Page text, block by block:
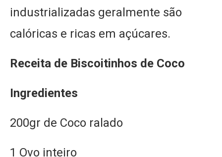
industrializadas geralmente são
calóricas e ricas em açúcares.
Receita de Biscoitinhos de Coco
Ingredientes
200gr de Coco ralado
1 Ovo inteiro